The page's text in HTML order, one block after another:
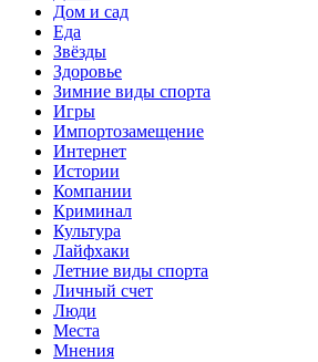
Дом и сад
Еда
Звёзды
Здоровье
Зимние виды спорта
Игры
Импортозамещение
Интернет
Истории
Компании
Криминал
Культура
Лайфхаки
Летние виды спорта
Личный счет
Люди
Места
Мнения